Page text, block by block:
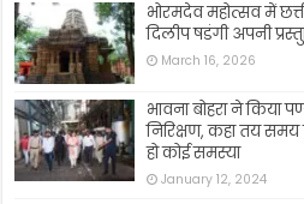
भोरमदेव महोत्सव में
दिलीप षडंगी अपनी
March 16, 2026
भावना बोहरा ने किया
निरिक्षण, कहा तय
हो कोई समस्या
January 12, 2024